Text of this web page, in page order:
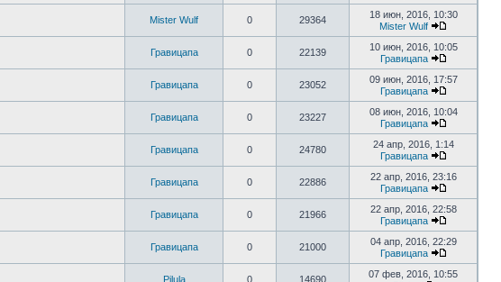
Mister Wulf 0 29364
18 июн, 2016, 10:30
Mister Wulf
Гравицапа 0 22139
10 июн, 2016, 10:05
Гравицапа
Гравицапа 0 23052
09 июн, 2016, 17:57
Гравицапа
Гравицапа 0 23227
08 июн, 2016, 10:04
Гравицапа
Гравицапа 0 24780
24 апр, 2016, 1:14
Гравицапа
Гравицапа 0 22886
22 апр, 2016, 23:16
Гравицапа
Гравицапа 0 21966
22 апр, 2016, 22:58
Гравицапа
Гравицапа 0 21000
04 апр, 2016, 22:29
Гравицапа
Pilula 0 14690
07 фев, 2016, 10:55